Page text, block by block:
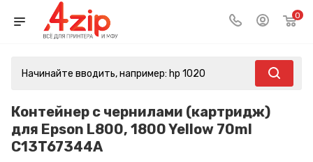
0
Контейнер с чернилами (картридж)
для Epson L800, 1800 Yellow 70ml
C13T67344A